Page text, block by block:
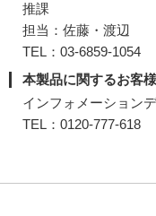
推課
担当：佐藤・渡辺
TEL：03-6859-1054
本製品に関するお客
インフォメーション
TEL：0120-777-618